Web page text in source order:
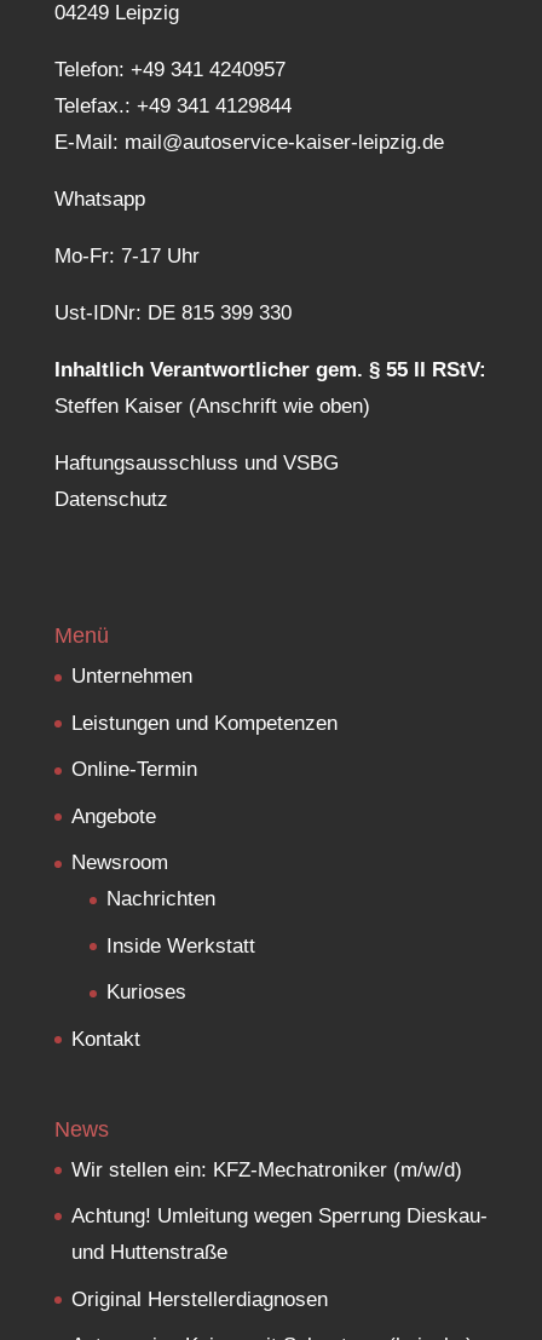
04249 Leipzig
Telefon: +49 341 4240957
Telefax.: +49 341 4129844
E-Mail: mail@autoservice-kaiser-leipzig.de
Whatsapp
Mo-Fr: 7-17 Uhr
Ust-IDNr: DE 815 399 330
Inhaltlich Verantwortlicher gem. § 55 II RStV:
Steffen Kaiser (Anschrift wie oben)
Haftungsausschluss und VSBG
Datenschutz
Menü
Unternehmen
Leistungen und Kompetenzen
Online-Termin
Angebote
Newsroom
Nachrichten
Inside Werkstatt
Kurioses
Kontakt
News
Wir stellen ein: KFZ-Mechatroniker (m/w/d)
Achtung! Umleitung wegen Sperrung Dieskau-
und Huttenstraße
Original Herstellerdiagnosen